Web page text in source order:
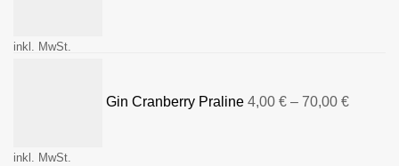
inkl. MwSt.
Gin Cranberry Praline 4,00 € – 70,00 €
inkl. MwSt.